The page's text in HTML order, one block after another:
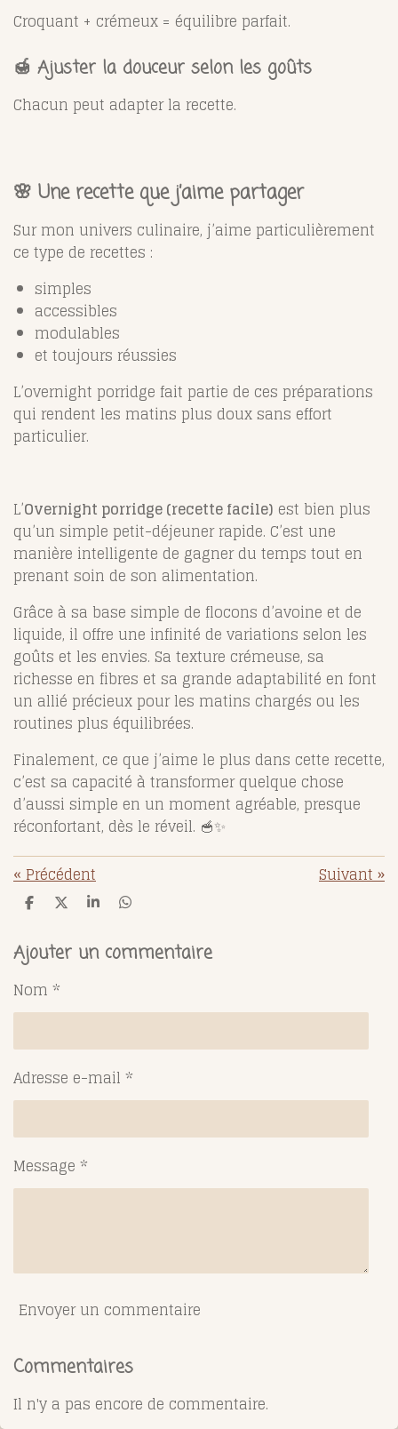
Croquant + crémeux = équilibre parfait.
🍯 Ajuster la douceur selon les goûts
Chacun peut adapter la recette.
🌸 Une recette que j’aime partager
Sur mon univers culinaire, j’aime particulièrement
ce type de recettes :
simples
accessibles
modulables
et toujours réussies
L’overnight porridge fait partie de ces préparations
qui rendent les matins plus doux sans effort
particulier.
L’Overnight porridge (recette facile) est bien plus
qu’un simple petit-déjeuner rapide. C’est une
manière intelligente de gagner du temps tout en
prenant soin de son alimentation.
Grâce à sa base simple de flocons d’avoine et de
liquide, il offre une infinité de variations selon les
goûts et les envies. Sa texture crémeuse, sa
richesse en fibres et sa grande adaptabilité en font
un allié précieux pour les matins chargés ou les
routines plus équilibrées.
Finalement, ce que j’aime le plus dans cette recette,
c’est sa capacité à transformer quelque chose
d’aussi simple en un moment agréable, presque
réconfortant, dès le réveil. 🥣✨
«Précédent Suivant»
P
t
a
e
r
P
t
a
r
P
t
a
r
P
t
a
r
Ajouter un commentaire
Nom *
Adresse e-mail *
Message *
Envoyer un commentaire
Commentaires
Il n'y a pas encore de commentaire.